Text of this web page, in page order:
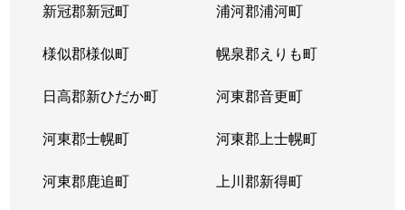
新冠郡新冠町 浦河郡浦河町
様似郡様似町 幌泉郡えりも町
日高郡新ひだか町 河東郡音更町
河東郡士幌町 河東郡上士幌町
河東郡鹿追町 上川郡新得町